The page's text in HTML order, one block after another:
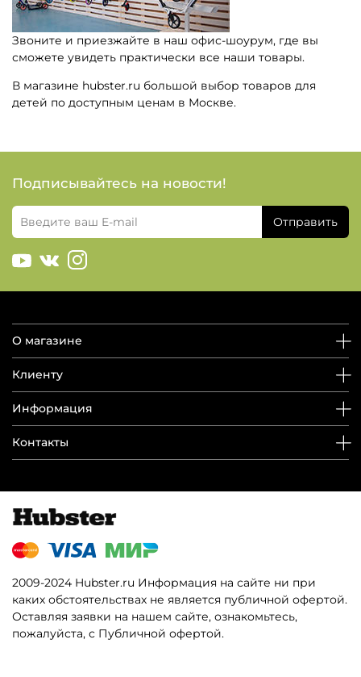
Звоните и приезжайте в наш офис-шоурум, где вы
сможете увидеть практически все наши товары.
В магазине hubster.ru большой выбор товаров для
детей по доступным ценам в Москве.
Подписывайтесь на новости!
Отправить
О магазине
Клиенту
Информация
Контакты
2009-2024 Hubster.ru Информация на сайте ни при
каких обстоятельствах не является публичной офертой.
Оставляя заявки на нашем сайте, ознакомьтесь,
пожалуйста, с Публичной офертой.